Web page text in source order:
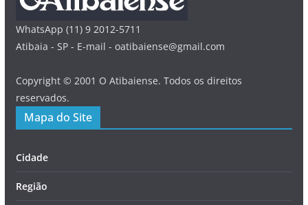
WhatsApp (11) 9 2012-5711
Atibaia - SP - E-mail - oatibaiense@gmail.com
Copyright © 2001 O Atibaiense. Todos os direitos
reservados.
Mapa do Site
Cidade
Região